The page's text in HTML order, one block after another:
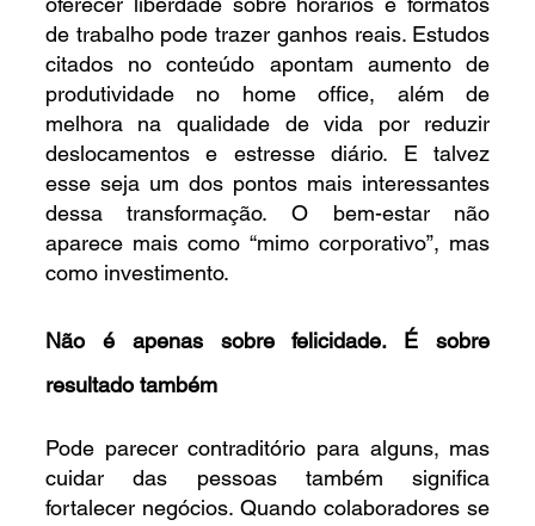
de trabalho pode trazer ganhos reais. Estudos
citados no conteúdo apontam aumento de
produtividade no home office, além de
melhora na qualidade de vida por reduzir
deslocamentos e estresse diário. E talvez
esse seja um dos pontos mais interessantes
dessa transformação. O bem-estar não
aparece mais como “mimo corporativo”, mas
como investimento.
Não é apenas sobre felicidade. É sobre
resultado também
Pode parecer contraditório para alguns, mas
cuidar das pessoas também significa
fortalecer negócios. Quando colaboradores se